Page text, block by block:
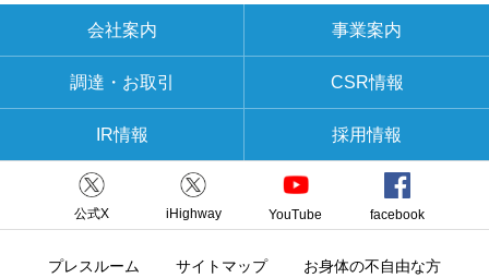
会社案内 事業案内
調達・お取引 CSR情報
IR情報 採用情報
公式X iHighway YouTube facebook
プレスルーム サイトマップ お身体の不自由な方